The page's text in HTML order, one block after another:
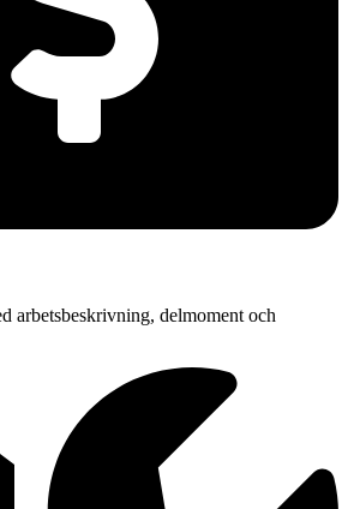
arbetsbeskrivning, delmoment och